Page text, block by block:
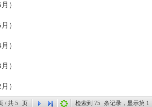
）
）
）
）
）
/ 共 5 页 检索到 75 条记录，显示第 1